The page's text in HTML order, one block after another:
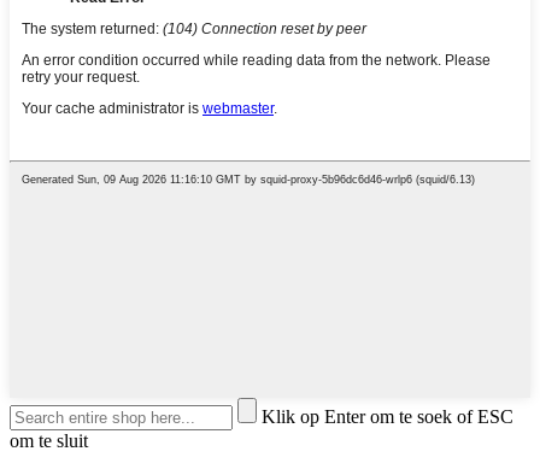
Klik op Enter om te soek of ESC
om te sluit